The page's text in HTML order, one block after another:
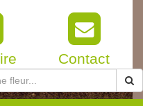
Contact